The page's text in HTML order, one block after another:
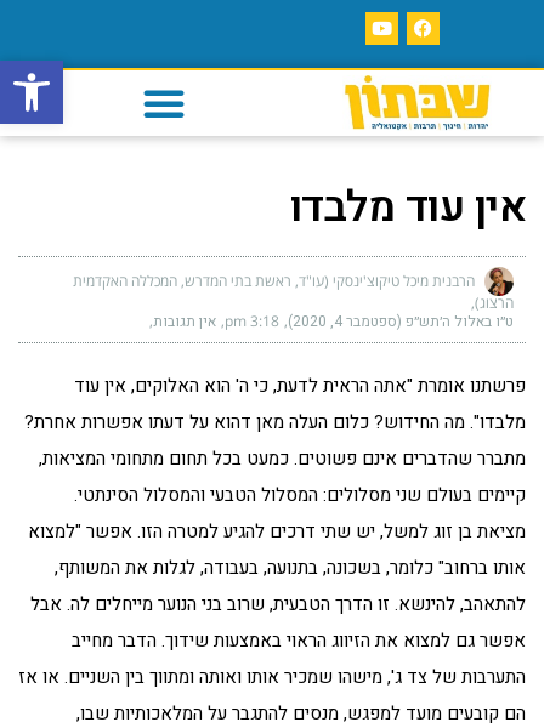
פתח
אין עוד מלבדו
הרבנית מיכל טיקוצ'ינסקי (עו"ד, ראשת בתי המדרש, המכללה האקדמית
הרצוג)
ט״ו באלול ה׳תש״פ (ספטמבר 4, 2020) 3:18 pm אין תגובות
פרשתנו אומרת "אתה הראית לדעת, כי ה' הוא האלוקים, אין עוד
מלבדו". מה החידוש? כלום העלה מאן דהוא על דעתו אפשרות אחרת?
מתברר שהדברים אינם פשוטים. כמעט בכל תחום מתחומי המציאות,
קיימים בעולם שני מסלולים: המסלול הטבעי והמסלול הסינתטי.
מציאת בן זוג למשל, יש שתי דרכים להגיע למטרה הזו. אפשר "למצוא
אותו ברחוב" כלומר, בשכונה, בתנועה, בעבודה, לגלות את המשותף,
להתאהב, להינשא. זו הדרך הטבעית, שרוב בני הנוער מייחלים לה. אבל
אפשר גם למצוא את הזיווג הראוי באמצעות שידוך. הדבר מחייב
התערבות של צד ג', מישהו שמכיר אותו ואותה ומתווך בין השניים. או אז
הם קובעים מועד למפגש, מנסים להתגבר על המלאכותיות שבו,